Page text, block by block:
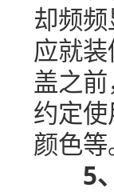
却频
应就
盖之
约定
颜色等
5